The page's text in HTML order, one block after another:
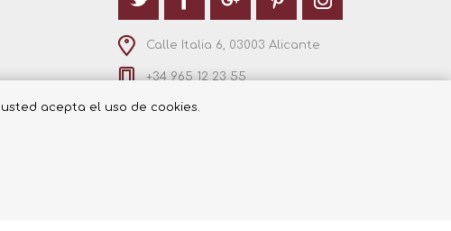
Calle Italia 6, 03003 Alicante
+34 965 12 23 55
acepta el uso de cookies.